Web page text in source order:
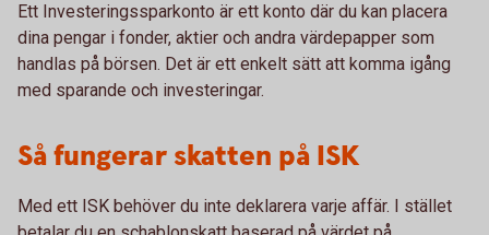
Ett Investeringssparkonto är ett konto där du kan placera
dina pengar i fonder, aktier och andra värdepapper som
handlas på börsen. Det är ett enkelt sätt att komma igång
med sparande och investeringar.
Så fungerar skatten på ISK
Med ett ISK behöver du inte deklarera varje affär. I stället